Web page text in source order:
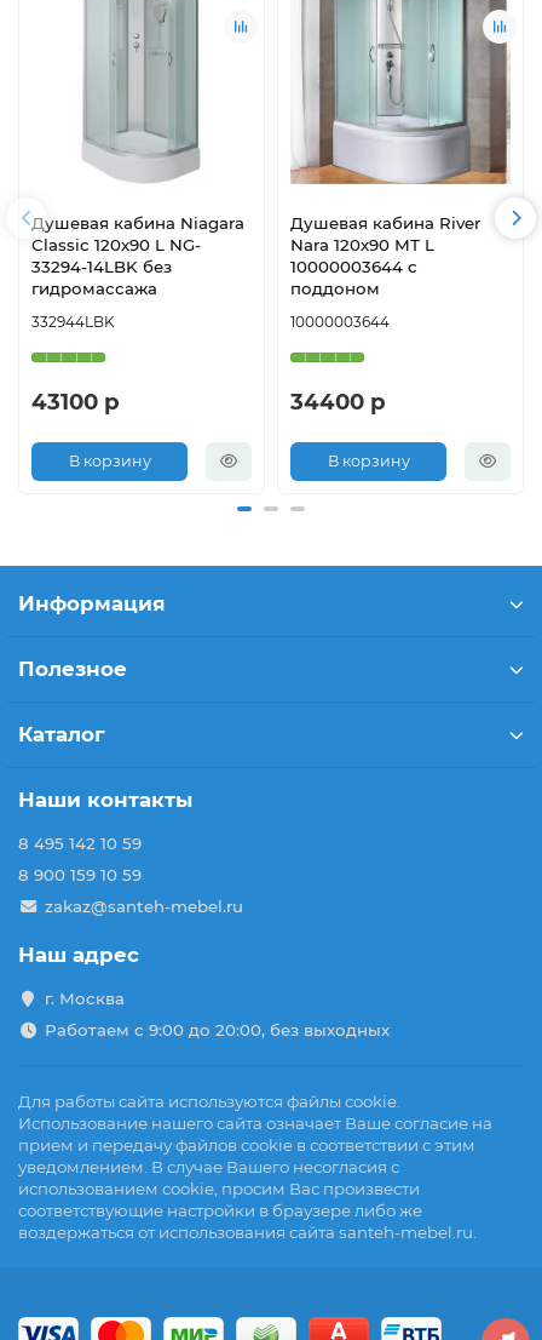
Душевая кабина Niagara
Classic 120х90 L NG-
33294-14LBK без
гидромассажа
332944LBK
43100 р
В корзину
Душевая кабина River
Nara 120х90 МТ L
10000003644 с
поддоном
10000003644
34400 р
В корзину
Информация
Полезное
Каталог
Наши контакты
8 495 142 10 59
8 900 159 10 59
zakaz@santeh-mebel.ru
Наш адрес
г. Москва
Работаем с 9:00 до 20:00, без выходных
Для работы сайта используются файлы cookie.
Использование нашего сайта означает Ваше согласие на
прием и передачу файлов cookie в соответствии с этим
уведомлением. В случае Вашего несогласия с
использованием cookie, просим Вас произвести
соответствующие настройки в браузере либо же
воздержаться от использования сайта santeh-mebel.ru.